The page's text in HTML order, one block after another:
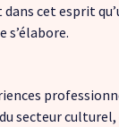
dans cet esprit
s’élabore.
secteur